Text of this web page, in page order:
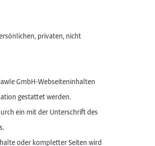
privaten, nicht
GmbH-Webseiteninhalten
gestattet werden.
ein mit der Unterschrift des
oder kompletter Seiten wird